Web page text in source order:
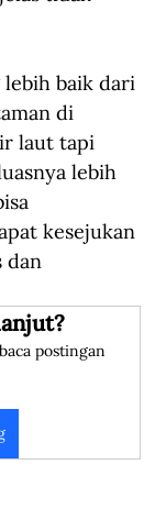
baik dari
di
laut tapi
lebih
kesejukan
dan
postingan